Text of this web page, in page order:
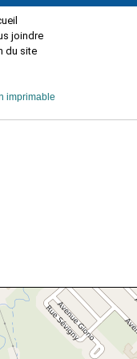
joindre
du site
imprimable